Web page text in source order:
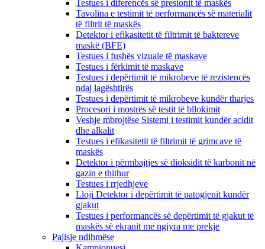
Testues i diferencës së presionit të maskës
Tavolina e testimit të performancës së materialit
të filtrit të maskës
Detektor i efikasitetit të filtrimit të baktereve
maskë (BFE)
Testues i fushës vizuale të maskave
Testues i fërkimit të maskave
Testues i depërtimit të mikrobeve të rezistencës
ndaj lagështirës
Testues i depërtimit të mikrobeve kundër tharjes
Procesori i mostrës së testit të bllokimit
Veshje mbrojtëse Sistemi i testimit kundër acidit
dhe alkalit
Testues i efikasitetit të filtrimit të grimcave të
maskës
Detektor i përmbajtjes së dioksidit të karbonit në
gazin e thithur
Testues i rrjedhjeve
Lloji Detektor i depërtimit të patogjenit kundër
gjakut
Testues i performancës së depërtimit të gjakut të
maskës së ekranit me ngjyra me prekje
Pajisje ndihmëse